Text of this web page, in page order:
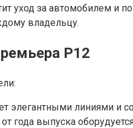
уход за автомобилем и
владельцу.
P12
элегантными линиями и
от года выпуска